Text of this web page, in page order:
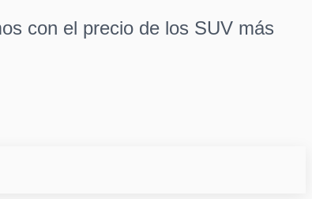
con el precio de los SUV más